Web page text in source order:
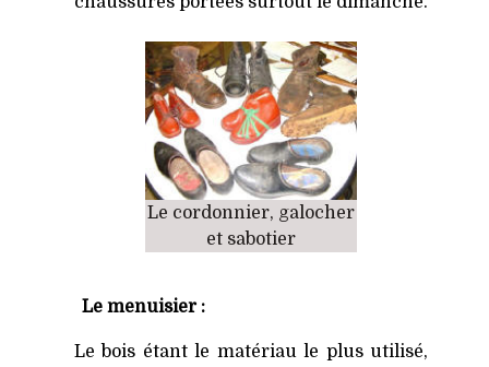
Le cordonnier, galocher
et sabotier
Le menuisier :
Le bois étant le matériau le plus utilisé,